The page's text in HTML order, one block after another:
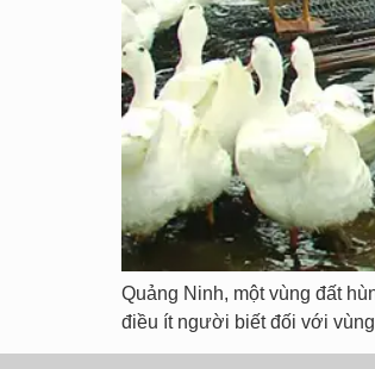
Quảng Ninh, một vùng đất
điều ít người biết đối với